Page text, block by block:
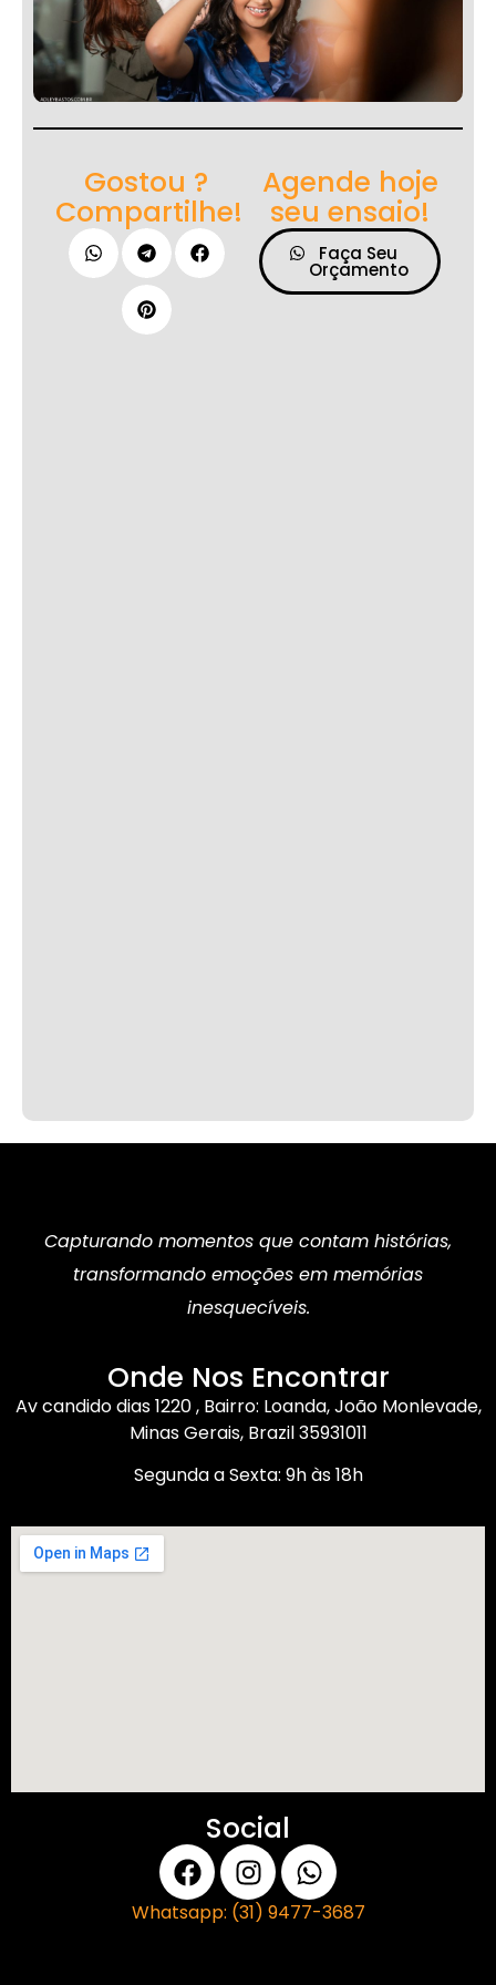
Gostou ?
Compartilhe!
Agende hoje
seu ensaio!
Faça Seu
Orçamento
Capturando momentos que contam histórias,
transformando emoções em memórias
inesquecíveis.
Onde Nos Encontrar
Av candido dias 1220 , Bairro: Loanda, João Monlevade,
Minas Gerais, Brazil 35931011
Segunda a Sexta: 9h às 18h
Social
Whatsapp: (31) 9477-3687